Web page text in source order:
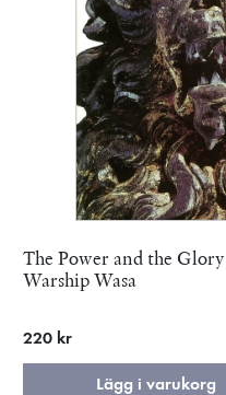
The Power and the
Warship Wasa
220 kr
Lägg i varukorg